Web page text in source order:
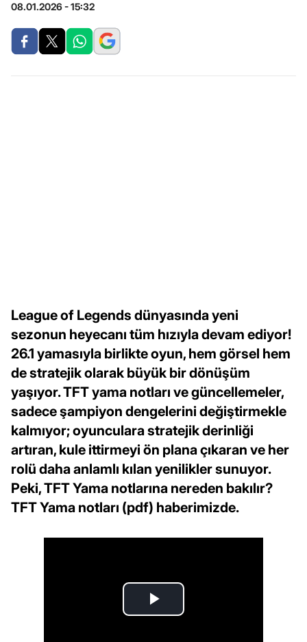
08.01.2026 - 15:32
League of Legends dünyasında yeni
sezonun heyecanı tüm hızıyla devam ediyor!
26.1 yamasıyla birlikte oyun, hem görsel hem
de stratejik olarak büyük bir dönüşüm
yaşıyor. TFT yama notları ve güncellemeler,
sadece şampiyon dengelerini değiştirmekle
kalmıyor; oyunculara stratejik derinliği
artıran, kule ittirmeyi ön plana çıkaran ve her
rolü daha anlamlı kılan yenilikler sunuyor.
Peki, TFT Yama notlarına nereden bakılır?
TFT Yama notları (pdf) haberimizde.